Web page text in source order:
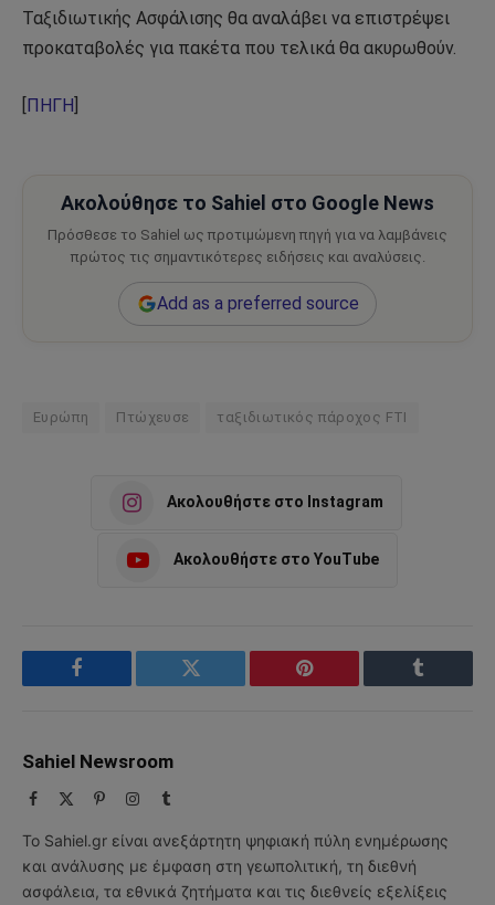
Ταξιδιωτικής Ασφάλισης θα αναλάβει να επιστρέψει
προκαταβολές για πακέτα που τελικά θα ακυρωθούν.
ΠΗΓΗ
Ακολούθησε το Sahiel στο Google News
Πρόσθεσε το Sahiel ως προτιμώμενη πηγή για να λαμβάνεις
πρώτος τις σημαντικότερες ειδήσεις και αναλύσεις.
Add as a preferred source
Ευρώπη Πτώχευσε ταξιδιωτικός πάροχος FTI
Ακολουθήστε στο Instagram
Ακολουθήστε στο YouTube
Facebook Twitter Pinterest Tumblr
Sahiel Newsroom
Facebook PinterestInstagram
Tumblr
Το Sahiel.gr είναι ανεξάρτητη ψηφιακή πύλη ενημέρωσης
και ανάλυσης με έμφαση στη γεωπολιτική, τη διεθνή
ασφάλεια, τα εθνικά ζητήματα και τις διεθνείς εξελίξεις